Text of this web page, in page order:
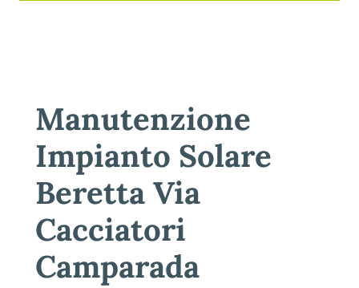
Manutenzione
Impianto Solare
Beretta Via
Cacciatori
Camparada